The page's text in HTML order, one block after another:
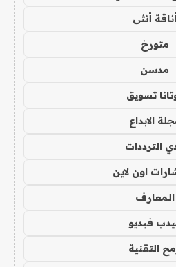
أناقة أنثى
متورخ
مدسن
تسويق
الابداع
الترددات
اون لاين
المعارف
فيديو
التقنية